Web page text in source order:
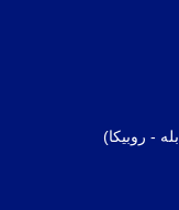
- روبیکا)